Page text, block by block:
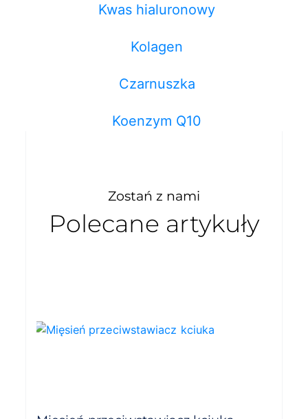
Kwas hialuronowy
Kolagen
Czarnuszka
Koenzym Q10
Zostań z nami
Polecane artykuły